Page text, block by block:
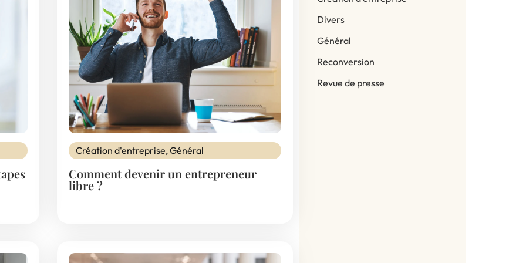
Création d'entreprise,Général
Comment devenir un entrepreneur
libre ?
Divers
Général
Reconversion
Revue de presse